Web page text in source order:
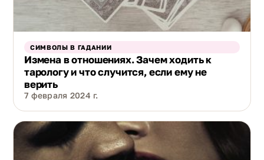
СИМВОЛЫ В ГАДАНИИ
Измена в отношениях. Зачем ходить к
тарологу и что случится, если ему не
верить
7 февраля 2024 г.